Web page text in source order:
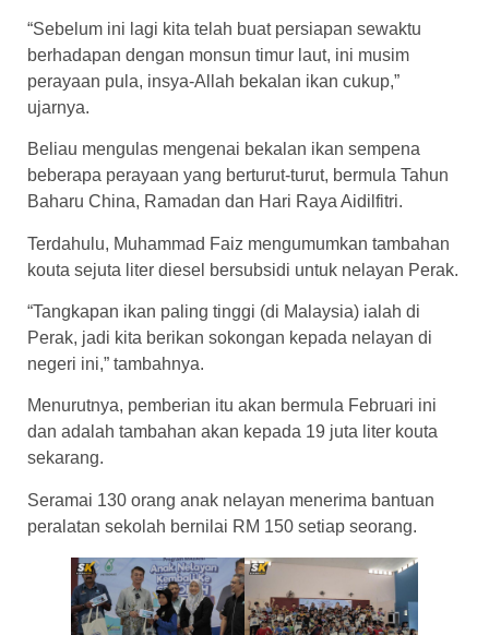
“Sebelum ini lagi kita telah buat persiapan sewaktu
berhadapan dengan monsun timur laut, ini musim
perayaan pula, insya-Allah bekalan ikan cukup,”
ujarnya.
Beliau mengulas mengenai bekalan ikan sempena
beberapa perayaan yang berturut-turut, bermula Tahun
Baharu China, Ramadan dan Hari Raya Aidilfitri.
Terdahulu, Muhammad Faiz mengumumkan tambahan
kouta sejuta liter diesel bersubsidi untuk nelayan Perak.
“Tangkapan ikan paling tinggi (di Malaysia) ialah di
Perak, jadi kita berikan sokongan kepada nelayan di
negeri ini,” tambahnya.
Menurutnya, pemberian itu akan bermula Februari ini
dan adalah tambahan akan kepada 19 juta liter kouta
sekarang.
Seramai 130 orang anak nelayan menerima bantuan
peralatan sekolah bernilai RM 150 setiap seorang.